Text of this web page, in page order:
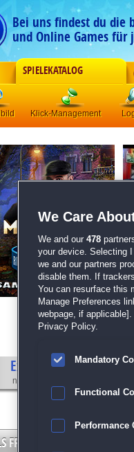
Bei uns findest du die
und Online Games für
SPIELEKATALOG
Klick-Management
Exklusive Features,
nur in der Sammleredition
FREISPIEL EINLÖSEN
We Care
We and our 478
your device. Selecting
we and our partners
disable them. If
You can resurface this
Manage Preferences
webpage, if
Privacy Policy.
Mandatory
Functional
Performance